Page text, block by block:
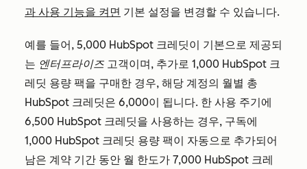
과 사용 기능을 켜면 기본 설정을 변경할 수 있습니다.
예를 들어, 5,000 HubSpot 크레딧이 기본으로 제공되
는 엔터프라이즈 고객이며, 추가로 1,000 HubSpot 크
레딧 용량 팩을 구매한 경우, 해당 계정의 월별 총
HubSpot 크레딧은 6,000이 됩니다. 한 사용 주기에
6,500 HubSpot 크레딧을 사용하는 경우, 구독에
1,000 HubSpot 크레딧 용량 팩이 자동으로 추가되어
남은 계약 기간 동안 월 한도가 7,000 HubSpot 크레